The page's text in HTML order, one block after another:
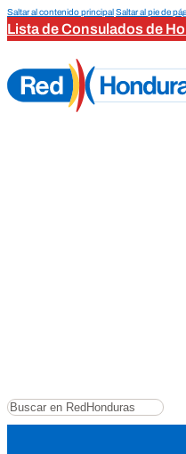
Saltar al contenido principalSaltar al pie de
Lista de Consulados de
Buscar